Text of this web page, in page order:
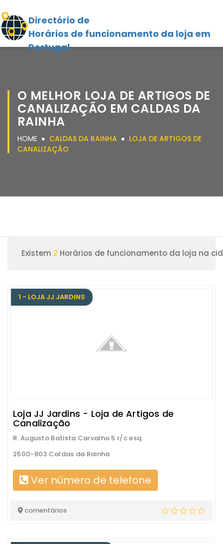
Directório de
Horários de funcionamento da loja em
Portugal
O MELHOR LOJA DE ARTIGOS DE
CANALIZAÇÃO EM CALDAS DA
RAINHA
HOME CALDAS DA RAINHA
LOJA DE ARTIGOS DE
CANALIZAÇÃO
Existem 2 Horários de funcionamento da loja na
1 - LOJA JJ JARDINS
Loja JJ Jardins - Loja de Artigos de
Canalização
R. Augusto Batista Carvalho 5 r/c esq
2500-803 Caldas da Rainha
Ver número de telefone
comentários